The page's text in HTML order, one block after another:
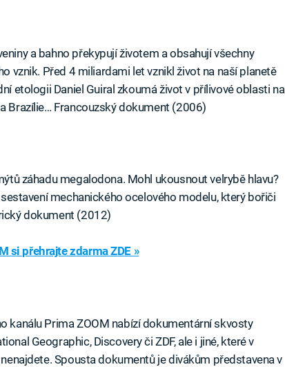
a bahno překypují životem a obsahují všechny
vznik. Před 4 miliardami let vznikl život na naší planetě
etologii Daniel Guiral zkoumá život v přílivové oblasti na
Brazílie… Francouzský dokument (2006)
záhadu megalodona. Mohl ukousnout velrybě hlavu?
mechanického ocelového modelu, který bořiči
dokument (2012)
si přehrajte zdarma ZDE »
kanálu Prima ZOOM nabízí dokumentární skvosty
Geographic, Discovery či ZDF, ale i jiné, které v
Spousta dokumentů je divákům představena v